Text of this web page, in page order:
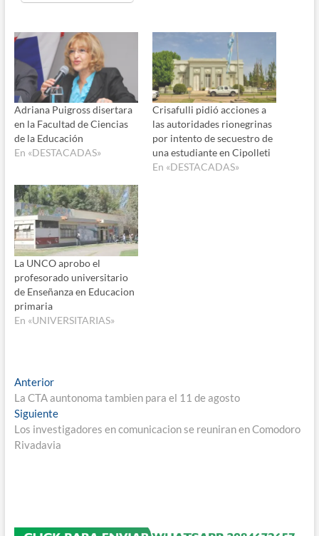
Adriana Puigross disertara
en la Facultad de Ciencias
de la Educación
En «DESTACADAS»
Crisafulli pidió acciones a
las autoridades rionegrinas
por intento de secuestro de
una estudiante en Cipolleti
En «DESTACADAS»
La UNCO aprobo el
profesorado universitario
de Enseñanza en Educacion
primaria
En «UNIVERSITARIAS»
Navegación
de
entradas
AnteriorEntrada
anterior:
La CTA auntonoma tambien para el 11 de agosto
SiguienteEntrada
siguiente:
Los investigadores en comunicacion se reuniran en Comodoro
Rivadavia